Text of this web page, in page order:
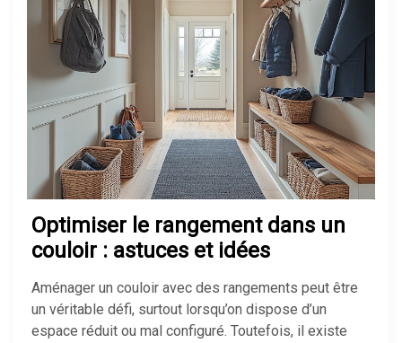
Optimiser le rangement dans un
couloir : astuces et idées
Aménager un couloir avec des rangements peut être
un véritable défi, surtout lorsqu’on dispose d’un
espace réduit ou mal configuré. Toutefois, il existe